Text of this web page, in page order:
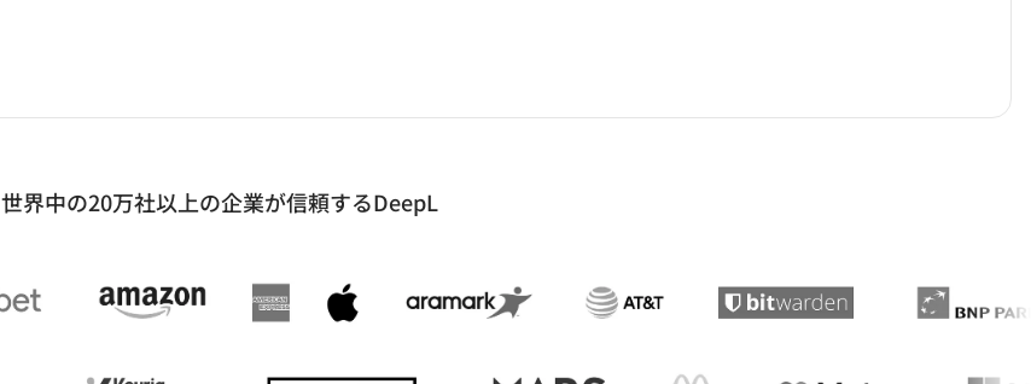
世界中の20万社以上の企業が信頼するDeepL